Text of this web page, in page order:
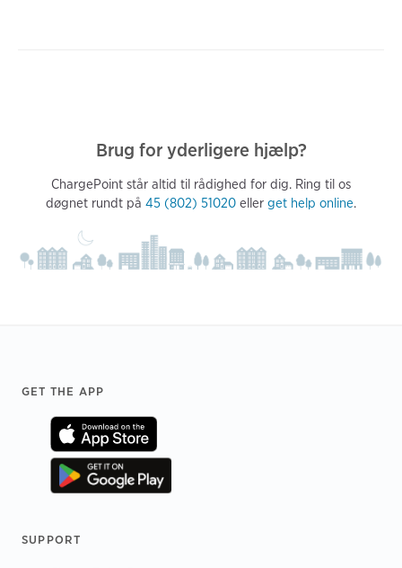
Brug for yderligere hjælp?
ChargePoint står altid til rådighed for dig. Ring til os
døgnet rundt på 45 (802) 51020 eller get help online.
Footer
GET THE APP
SUPPORT